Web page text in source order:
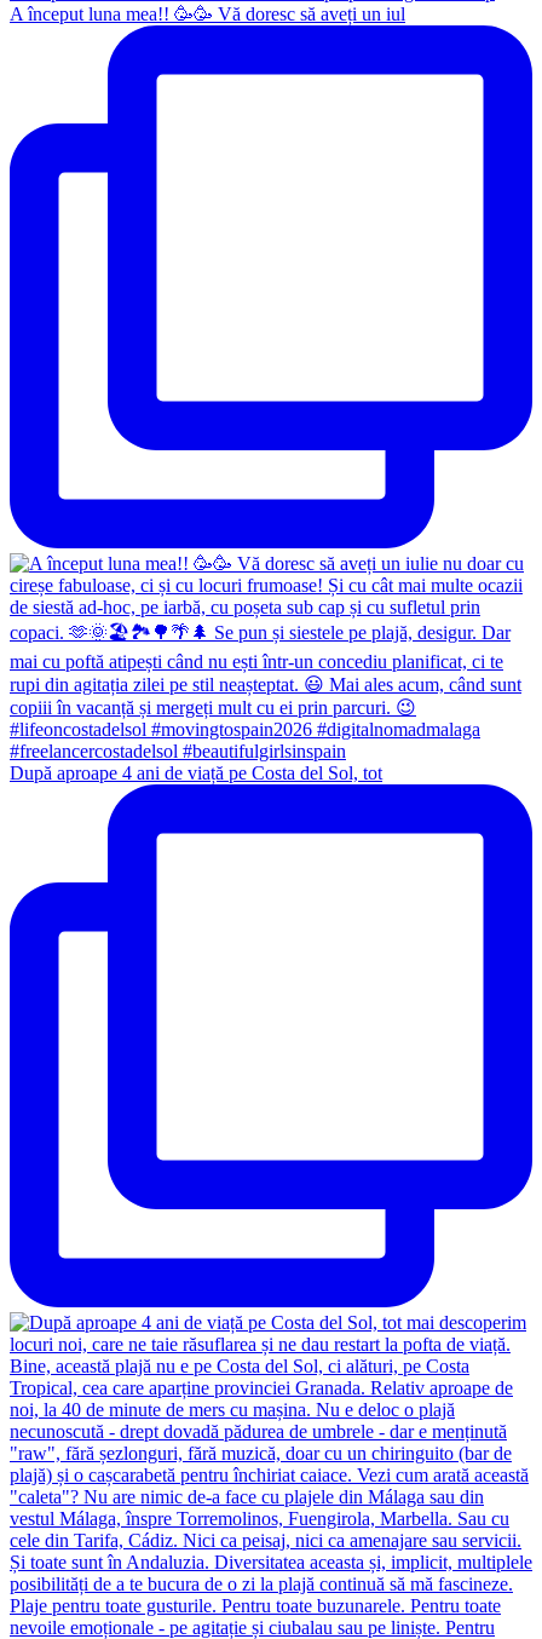
A început luna mea!! 🥳🥳 Vă doresc să aveți un iul
După aproape 4 ani de viață pe Costa del Sol, tot